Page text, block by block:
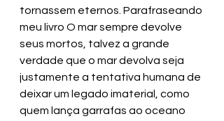
tornassem eternos. Parafraseando
meu livro O mar sempre devolve
seus mortos, talvez a grande
verdade que o mar devolva seja
justamente a tentativa humana de
deixar um legado imaterial, como
quem lança garrafas ao oceano